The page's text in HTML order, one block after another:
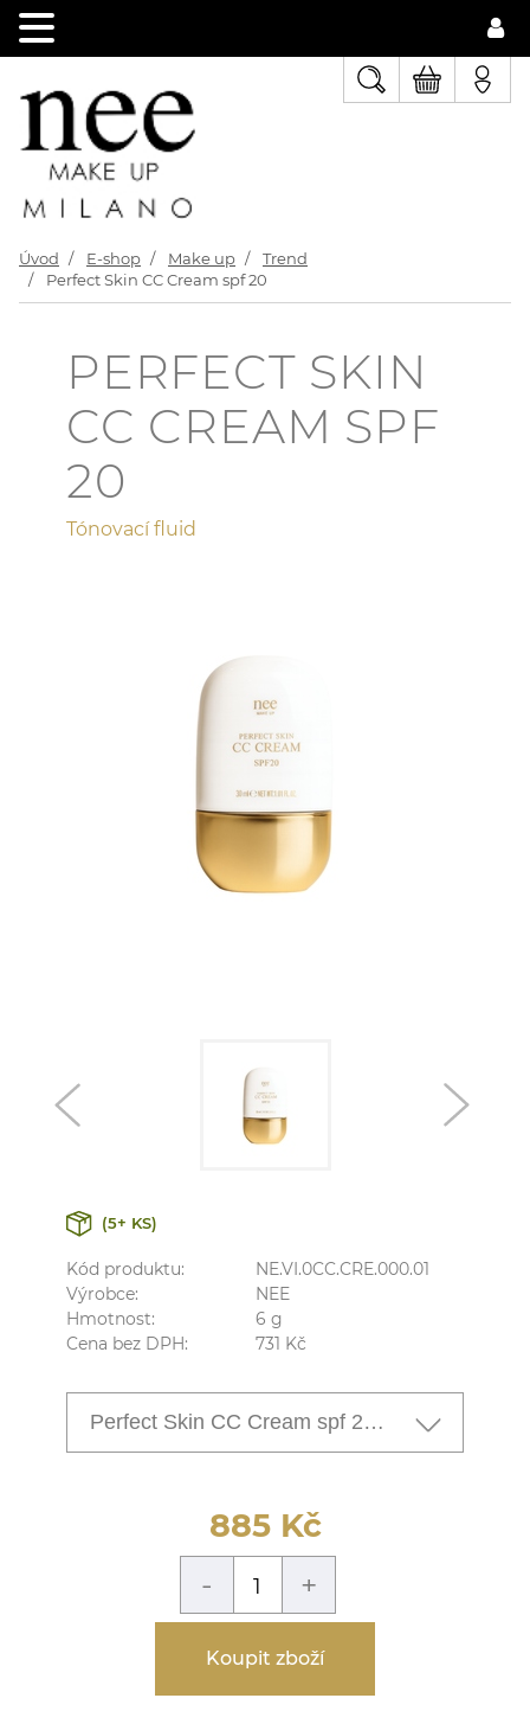
Úvod E-shop Make up
Trend
Perfect Skin CC Cream spf 20
PERFECT SKIN
CC CREAM SPF
20
Tónovací fluid
(5+ KS)
Kód produktu:
NE.VI.0CC.CRE.000.01
Výrobce:
NEE
Hmotnost:
6 g
Cena bez DPH:
731 Kč
Perfect Skin CC Cream spf 20, n. 01
885 Kč
- +
Koupit zboží